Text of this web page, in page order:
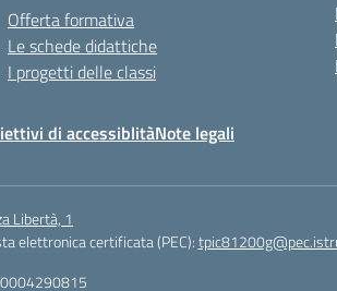
Offerta formativa
Le schede didattiche
I progetti delle classi
di accessiblitàNote legali
Libertà, 1
elettronica certificata (PEC):